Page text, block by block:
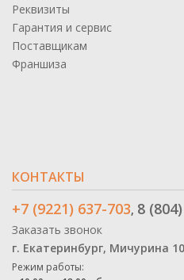
Реквизиты
Гарантия и сервис
Поставщикам
Франшиза
КОНТАКТЫ
+7 (9221) 637-703, 8
Заказать звонок
г. Екатеринбург, Мичурина
Режим работы: